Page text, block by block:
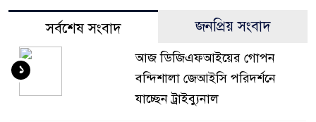
সর্বশেষ সংবাদ জনপ্রিয় সংবাদ
আজ ডিজিএফআইয়ের গোপন
বন্দিশালা জেআইসি পরিদর্শনে
যাচ্ছেন ট্রাইব্যুনাল
১